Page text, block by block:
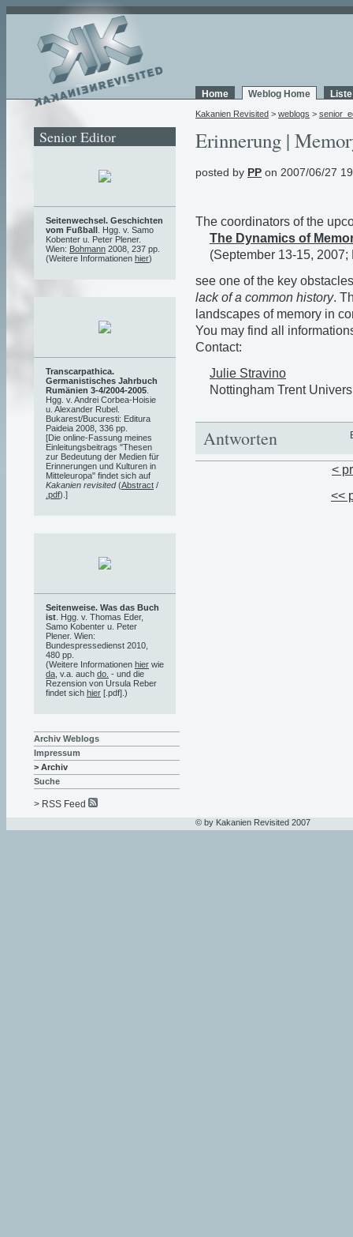
Home Weblog Home
Kakanien Revisited > weblogs >
Erinnerung |
posted by PP on 2007/06/27
The coordinators of the
The Dynamics of
(September 13-15, 2007;
see one of the key
lack of a common history.
landscapes of memory in
You may find all
Contact:
Julie Stravino
Nottingham Trent
Antworten
<
<<
Senior Editor
Seitenwechsel. Geschichten
vom Fußball . Hgg. v. Samo
Kobenter u. Peter Plener.
Wien: Bohmann 2008, 237 pp.
(Weitere Informationen hier)
Transcarpathica.
Germanistisches Jahrbuch
Rumänien 3-4/2004-2005
Hgg. v. Andrei Corbea-Hoisie
u. Alexander Rubel.
Bukarest/Bucuresti: Editura
Paideia 2008, 336 pp.
[Die online-Fassung meines
Einleitungsbeitrags "Thesen
zur Bedeutung der Medien für
Erinnerungen und Kulturen in
Mitteleuropa" findet sich auf
Kakanien revisited(Abstract /
.pdf).]
Seitenweise. Was das Buch
ist . Hgg. v. Thomas Eder,
Samo Kobenter u. Peter
Plener. Wien:
Bundespressedienst 2010,
480 pp.
(Weitere Informationen hier wie
da , v.a. auch do. - und die
Rezension von Ursula Reber
findet sich hier [.pdf].)
Archiv Weblogs
Impressum
> Archiv
Suche
> RSS Feed
© by Kakanien Revisited 2007